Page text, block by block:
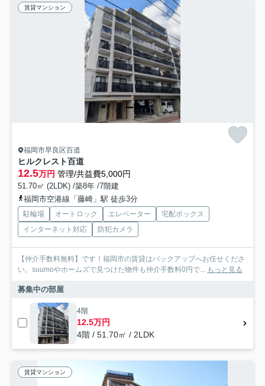
賃貸マンション
福岡市早良区百道
ヒルクレスト百道
12.5万円 管理/共益費5,000円
51.70㎡ (2LDK) /築8年 /7階建
福岡市空港線「藤崎」駅 徒歩3分
駐輪場 オートロック エレベーター
宅配ボックス
インターネット対応
防犯カメラ
【仲介手数料無料】です！福岡市の賃貸はバックアップへお任せくださ
い。suumoやホームズで見つけた物件も仲介手数料0円で...
もっと見る
募集中の部屋
4階
12.5万円
4階 / 51.70㎡ / 2LDK
賃貸マンション